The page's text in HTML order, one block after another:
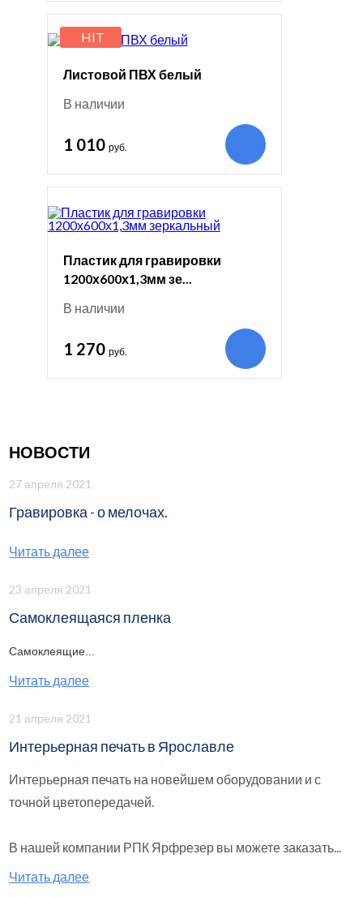
HIT
Листовой ПВХ белый
В наличии
1 010 руб.
Пластик для гравировки
1200х600х1,3мм зе...
В наличии
1 270 руб.
НОВОСТИ
27 апреля 2021
Гравировка - о мелочах.
Читать далее
23 апреля 2021
Самоклеящаяся пленка
Самоклеящие...
Читать далее
21 апреля 2021
Интерьерная печать в Ярославле
Интерьерная печать на новейшем оборудовании и с
точной цветопередачей.
В нашей компании РПК Ярфрезер вы можете заказать...
Читать далее